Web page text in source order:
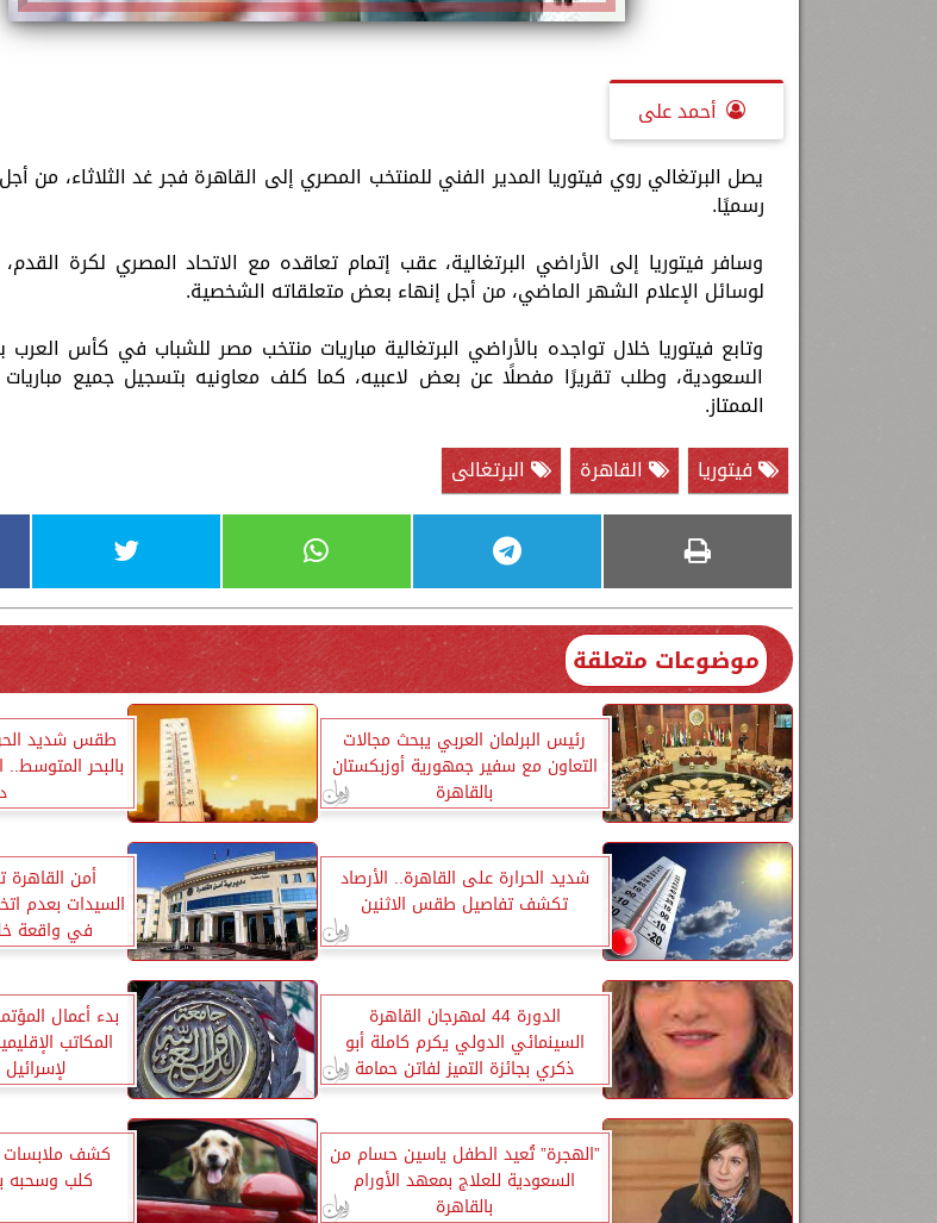
أحمد على
يصل البرتغالي روي فيتوريا المدير الفني للمنتخب المصري إلى القاهرة فجر غد الثلاثاء، من
رسميًا.
وسافر فيتوريا إلى الأراضي البرتغالية، عقب إتمام تعاقده مع الاتحاد المصري لكرة
لوسائل الإعلام الشهر الماضي، من أجل إنهاء بعض متعلقاته الشخصية.
وتابع فيتوريا خلال تواجده بالأراضي البرتغالية مباريات منتخب مصر للشباب في كأس العرب
السعودية، وطلب تقريرًا مفصلًا عن بعض لاعبيه، كما كلف معاونيه بتسجيل جميع
الممتاز.
فيتوريا
القاهرة البرتغالى
موضوعات متعلقة
رئيس البرلمان العربي يبحث مجالات
التعاون مع سفير جمهورية أوزبكستان
بالقاهرة
طقس شديد
شديد الحرارة على القاهرة.. الأرصاد
تكشف تفاصيل طقس الاثنين
أمن القاهرة
السيدات بعدم
في واقعة
الدورة 44 لمهرجان القاهرة
السينمائي الدولي يكرم كاملة أبو
ذكري بجائزة التميز لفاتن حمامة
المكاتب
”الهجرة” تُعيد الطفل ياسين حسام من
السعودية للعلاج بمعهد الأورام
بالقاهرة
كشف ملابسات
كلب وسحبه